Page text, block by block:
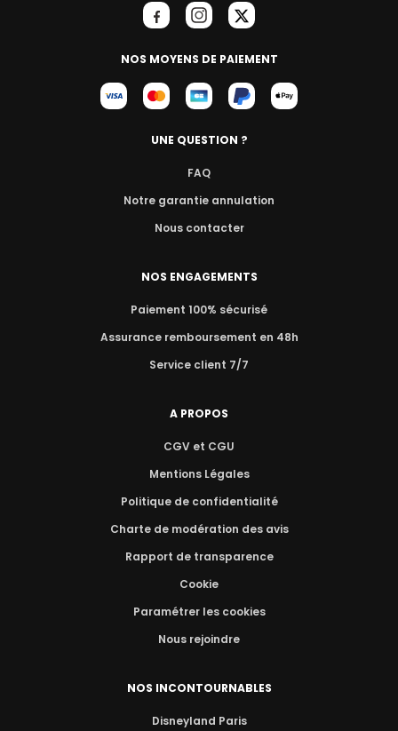
NOS MOYENS DE PAIEMENT
UNE QUESTION ?
FAQ
Notre garantie annulation
Nous contacter
NOS ENGAGEMENTS
Paiement 100% sécurisé
Assurance remboursement en 48h
Service client 7/7
A PROPOS
CGV et CGU
Mentions Légales
Politique de confidentialité
Charte de modération des avis
Rapport de transparence
Cookie
Paramétrer les cookies
Nous rejoindre
NOS INCONTOURNABLES
Disneyland Paris